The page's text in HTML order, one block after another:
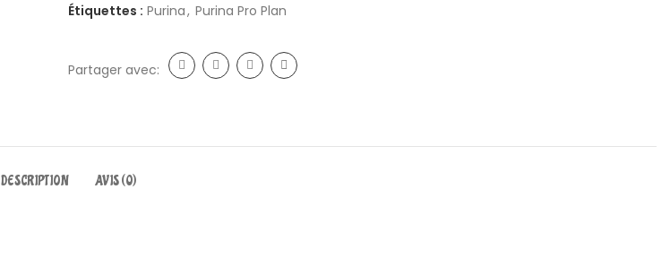
Étiquettes : Purina, Purina Pro Plan
Partager avec:
DESCRIPTION AVIS (0)